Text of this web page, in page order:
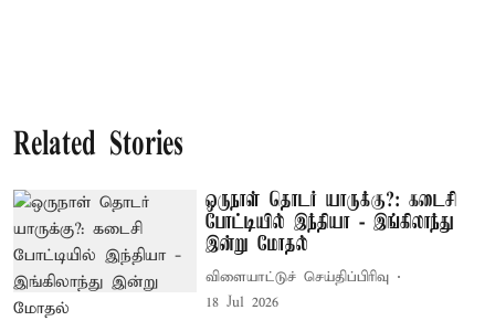
Related Stories
ஒருநாள் தொடர் யாருக்கு?: கடைசி
போட்டியில் இந்தியா - இங்கிலாந்து
இன்று மோதல்
விளையாட்டுச் செய்திப்பிரிவு
18 Jul 2026